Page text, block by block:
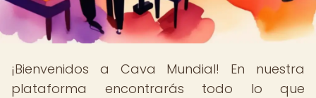
¡Bienvenidos a Cava Mundial! En nuestra
plataforma encontrarás todo lo que